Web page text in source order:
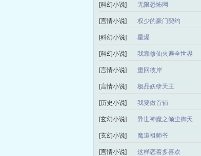
[科幻小说] 无限恐怖网
[言情小说] 权少的豪门契约
[科幻小说] 星爆
[科幻小说] 我靠修仙火遍全世界
[言情小说] 重回彼岸
[言情小说] 极品妖孽天王
[历史小说] 我要做首辅
[玄幻小说] 异世神魔之倾尘御天
[玄幻小说] 魔道祖师爷
[言情小说] 这样恋着多喜欢